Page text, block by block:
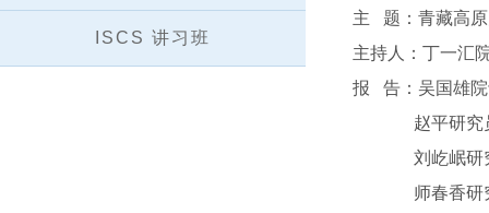
ISCS 讲习班
主 题：青藏高原
主持人：丁一汇
报 告：吴国雄
赵平研究员
刘屹岷研究
师春香研究